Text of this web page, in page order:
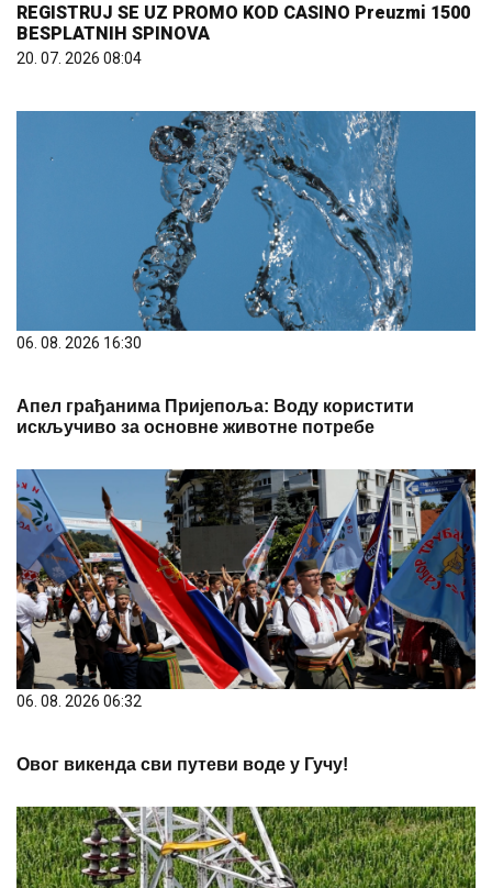
REGISTRUJ SE UZ PROMO KOD CASINO Preuzmi 1500
BESPLATNIH SPINOVA
20. 07. 2026 08:04
06. 08. 2026 16:30
Апел грађанима Пријепоља: Воду користити
искључиво за основне животне потребе
06. 08. 2026 06:32
Овог викенда сви путеви воде у Гучу!